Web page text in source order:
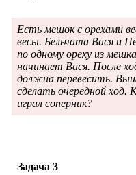
Есть мешок с орехами
весы. Бельчата Вася и
по одному ореху из
начинает Вася. После
должна перевесить.
сделать очередной
играл соперник?
Задача 3